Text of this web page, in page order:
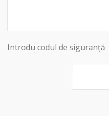
Introdu codul de siguranță